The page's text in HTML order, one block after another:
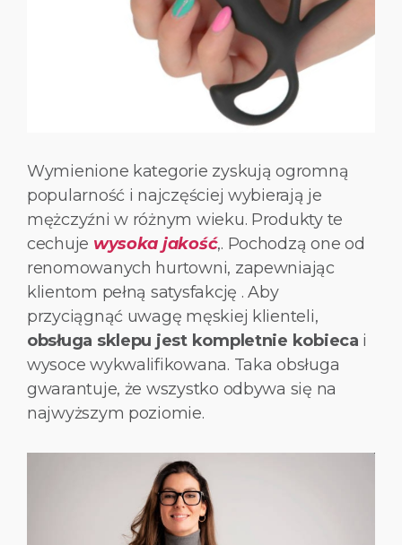
Wymienione kategorie zyskują ogromną
popularność i najczęściej wybierają je
mężczyźni w różnym wieku. Produkty te
cechuje wysoka jakość,. Pochodzą one od
renomowanych hurtowni, zapewniając
klientom pełną satysfakcję . Aby
przyciągnąć uwagę męskiej klienteli,
obsługa sklepu jest kompletnie kobieca i
wysoce wykwalifikowana. Taka obsługa
gwarantuje, że wszystko odbywa się na
najwyższym poziomie.